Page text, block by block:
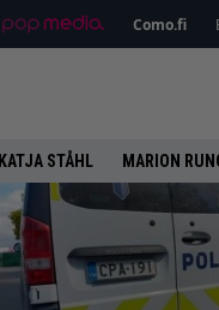
Como.fi
KATJA STÅHL MARION